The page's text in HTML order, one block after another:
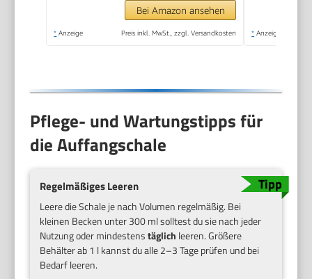
Heizelement, 360°
Zentralsockel,
Bei Amazon ansehen
* Anzeige Preis inkl. MwSt., zzgl. Versandkosten * Anzeige
Pflege- und Wartungstipps für
die Auffangschale
Regelmäßiges Leeren
Leere die Schale je nach Volumen regelmäßig. Bei
kleinen Becken unter 300 ml solltest du sie nach jeder
Nutzung oder mindestenstäglich leeren. Größere
Behälter ab 1 l kannst du alle 2–3 Tage prüfen und bei
Bedarf leeren.